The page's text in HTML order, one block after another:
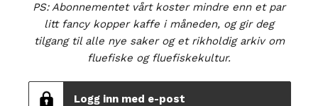
PS: Abonnementet vårt koster mindre enn et par
litt fancy kopper kaffe i måneden, og gir deg
tilgang til alle nye saker og et rikholdig arkiv om
fluefiske og fluefiskekultur.
Logg inn med e-post